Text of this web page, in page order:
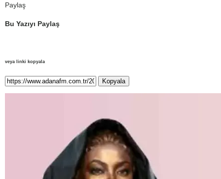
Paylaş
Bu Yazıyı Paylaş
veya linki kopyala
Kopyala